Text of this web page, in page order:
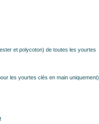
et polycoton) de toutes les yourtes
les yourtes clés en main uniquement)